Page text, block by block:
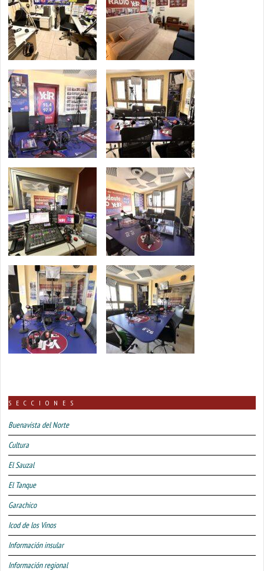
SECCIONES
Buenavista del Norte
Cultura
El Sauzal
El Tanque
Garachico
Icod de los Vinos
Información insular
Información regional